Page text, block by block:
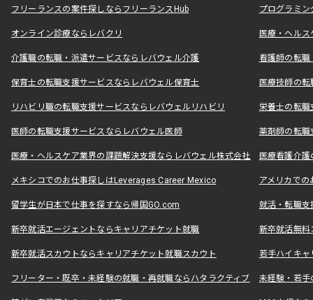
フリーランスの案件探しならフリーランスHub プログラミ
オンライン診療ならレバクリ 医療・ヘル
介護職の転職・派遣サービスならレバウェル介護 看護師の転
保育士の転職支援サービスならレバウェル保育士 医療技師の
リハビリ職の転職支援サービスならレバウェルリハビリ 栄養士の転
医師の転職支援サービスならレバウェル医師 薬剤師の転
医療・ヘルスケア業界の課題解決支援ならレバウェル株式会社 医療看護介
メキシコでのお仕事探しはLeverages Career Mexico アメリカで
留学生が日本で仕事を探すなら帰国GO.com 就活・転職
新卒就活エージェントならキャリアチケット就職 新卒就活無料
新卒就活スカウトならキャリアチケット就職スカウト 若手ハイキ
フリーター・既卒・未経験の就職・再就職ならハタラクティブ 未経験・若手